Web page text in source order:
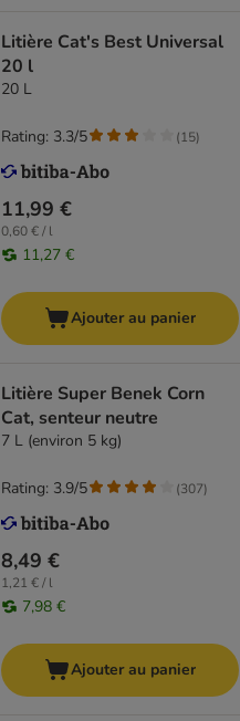
Litière Cat's Best Universal
20 l
20 L
11,99 €
0,60 € / l
11,27 €
Rating: 3.3/5 (15)
Ajouter au panier
Litière Super Benek Corn
Cat, senteur neutre
7 L (environ 5 kg)
8,49 €
1,21 € / l
7,98 €
Rating: 3.9/5 (307)
Ajouter au panier